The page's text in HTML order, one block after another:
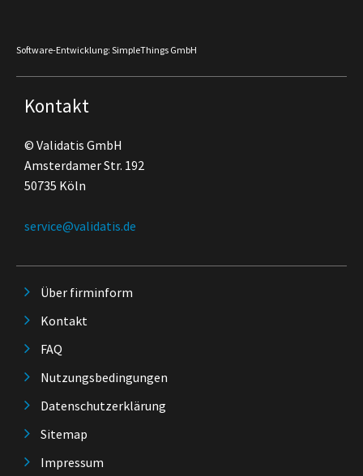
Software-Entwicklung: SimpleThings GmbH
Kontakt
© Validatis GmbH
Amsterdamer Str. 192
50735 Köln
service@validatis.de
Über firminform
Kontakt
FAQ
Nutzungsbedingungen
Datenschutzerklärung
Sitemap
Impressum